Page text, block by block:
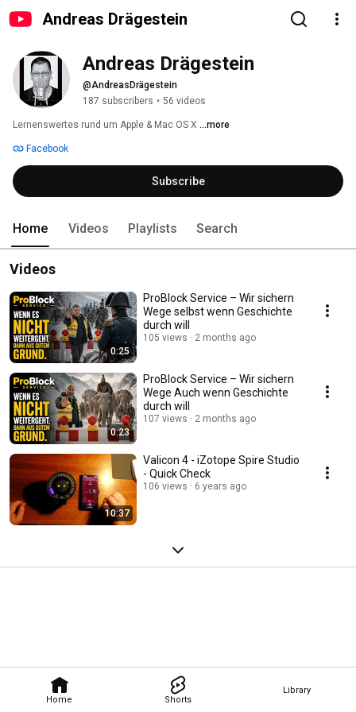
Andreas Drägestein
Home Shorts
Library
Andreas Drägestein
@AndreasDrägestein
187 subscribers • 56 videos
Lernenswertes rund um Apple & Mac OS X ...more
Facebook
Subscribe
Home Videos Playlists Search
Videos
0:25
ProBlock Service – Wir sichern
Wege selbst wenn Geschichte
durch will
105 views 2 months ago
0:23
ProBlock Service – Wir sichern
Wege Auch wenn Geschichte
durch will
107 views 2 months ago
10:37
Valicon 4 - iZotope Spire Studio
- Quick Check
106 views 6 years ago